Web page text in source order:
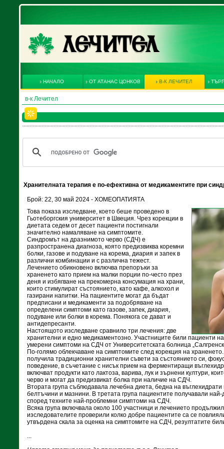
НАЧАЛО ОТ АТАНАС ЦОНКОВ В-К ЛЕЧИТЕЛ
в-к Лечител
Хранителната терапия е по-ефективна от медикаментите при
Брой: 22, 30 май 2024 - ХОМЕОПАТИЯТА
Това показа изследване, което беше проведено в
Гьотеборгския университет в Швеция. Чрез корекции в
диетата седем от десет пациенти постигнали
значително намаляване на симптомите.
Синдромът на дразнимото черво (СДЧ) е
разпространена диагноза, която предизвиква коремни
болки, газове и подуване на корема, диария и запек в
различни комбинации и с различна тежест.
Лечението обикновено включва препоръки за
храненето като прием на малки порции по-често през
деня и избягване на прекомерна консумация на храни,
които стимулират състоянието, като кафе, алкохол и
газирани напитки. На пациентите могат да бъдат
предписани и медикаменти за подобряване на
определени симптоми като газове, запек, диария,
подуване или болки в корема. Понякога се дават и
антидепресанти.
Настоящото изследване сравнило три лечения: две
хранителни и едно медикаментозно. Участниците били пациенти
умерени симптоми на СДЧ от Университетската болница
По-голямо облекчаване на симптомите след корекция на
получила традиционни хранителни съвети за състоянието си,
поведение, в съчетание с нисък прием на ферментиращи
включват продукти като лактоза, варива, лук и зърнени култури,
черво и могат да предизвикат болка при наличие на СДЧ.
Втората група съблюдавала лечебна диета, бедна на
белтъчини и мазнини. В третата група пациентите получавали
според техните най-проблемни симптоми на СДЧ.
Всяка група включвала около 100 участници и лечението
изследователите проверили колко добре пациентите са се
утвърдена скала за оценка на симптомите на СДЧ, резултатите
...